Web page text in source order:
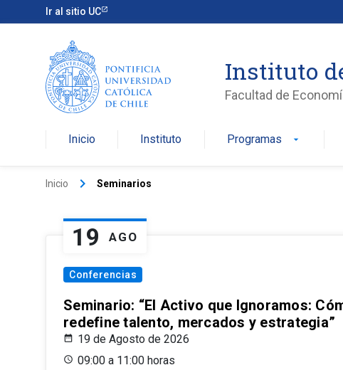
Ir al sitio UC
Instituto
Facultad de
Inicio Instituto Programas arrow_drop_down
Inicio keyboard_arrow_right Seminarios
19 AGO
Conferencias
Seminario: “El Activo que Ignoramos:
redefine talento, mercados y estrategia”
19 de Agosto de 2026
09:00 a 11:00 horas